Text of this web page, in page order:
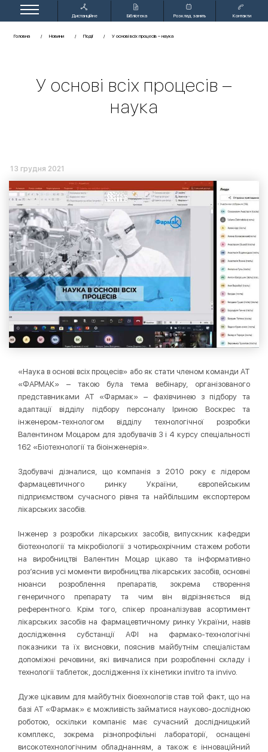
Дистанційне
Бібліотека Розклад занять Контакти
Головна Новини Події У основі всіх процесів – наука
У основі всіх процесів –
наука
13 грудня 2021
«Наука в основі всіх процесів» або як стати членом команди АТ
«ФАРМАК» – такою була тема вебінару, організованого
представниками АТ «Фармак» – фахівчинею з підбору та
адаптації відділу підбору персоналу Іриною Воскрес та
інженером-технологом відділу технологічної розробки
Валентином Моцаром для здобувачів 3 і 4 курсу спеціальності
162 «Біотехнології та біоінженерія».
Здобувачі дізналися, що компанія з 2010 року є лідером
фармацевтичного ринку України, європейським
підприємством сучасного рівня та найбільшим експортером
лікарських засобів.
Інженер з розробки лікарських засобів, випускник кафедри
біотехнології та мікробіології з чотирьохрічним стажем роботи
на виробництві Валентин Моцар цікаво та інформативно
роз’яснив усі моменти виробництва лікарських засобів, основні
нюанси розроблення препаратів, зокрема створення
генеричного препарату та чим він відрізняється від
референтного. Крім того, спікер проаналізував асортимент
лікарських засобів на фармацевтичному ринку України, навів
дослідження субстанції АФІ на фармако-технологічні
показники та їх висновки, пояснив майбутнім спеціалістам
допоміжні речовини, які вивчалися при розробленні складу і
технології таблеток, дослідження їх кінетики invitro та invivo.
Дуже цікавим для майбутніх біоехнологів став той факт, що на
базі АТ «Фармак» є можливість займатися науково-дослідною
роботою, оскільки компаніє має сучасний дослідницький
комплекс, зокрема різнопрофільні лабораторії, оснащені
високотехнологічним обладнанням, а також є інноваційний